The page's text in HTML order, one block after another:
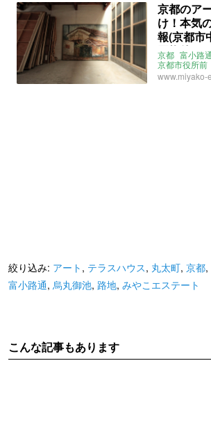
京都のア
け！本気
報(京都市
買物件)
京都 富小路
京都市役所前
アトリエ テ
アート アー
www.miyako-
絞り込み: アート , テラスハウス, 丸太町, 京都,
富小路通, 烏丸御池, 路地, みやこエステート
こんな記事もあります